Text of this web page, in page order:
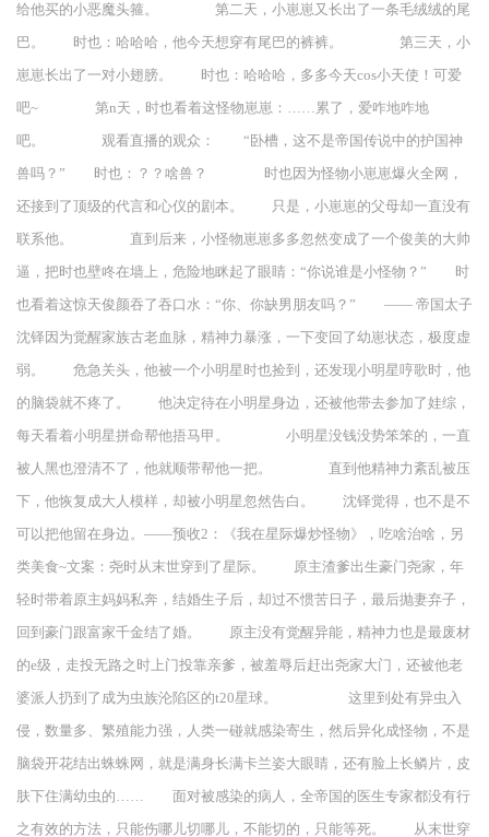
给他买的小恶魔头箍。 第二天，小崽崽又长出了一条毛绒绒的尾
巴。 时也：哈哈哈，他今天想穿有尾巴的裤裤。 第三天，小
崽崽长出了一对小翅膀。 时也：哈哈哈，多多今天cos小天使！可爱
吧~ 第n天，时也看着这怪物崽崽：……累了，爱咋地咋地
吧。 观看直播的观众： “卧槽，这不是帝国传说中的护国神
兽吗？” 时也：？？啥兽？ 时也因为怪物小崽崽爆火全网，
还接到了顶级的代言和心仪的剧本。 只是，小崽崽的父母却一直没有
联系他。 直到后来，小怪物崽崽多多忽然变成了一个俊美的大帅
逼，把时也壁咚在墙上，危险地眯起了眼睛：“你说谁是小怪物？” 时
也看着这惊天俊颜吞了吞口水：“你、你缺男朋友吗？” —— 帝国太子
沈铎因为觉醒家族古老血脉，精神力暴涨，一下变回了幼崽状态，极度虚
弱。 危急关头，他被一个小明星时也捡到，还发现小明星哼歌时，他
的脑袋就不疼了。 他决定待在小明星身边，还被他带去参加了娃综，
每天看着小明星拼命帮他捂马甲。 小明星没钱没势笨笨的，一直
被人黑也澄清不了，他就顺带帮他一把。 直到他精神力紊乱被压
下，他恢复成大人模样，却被小明星忽然告白。 沈铎觉得，也不是不
可以把他留在身边。——预收2：《我在星际爆炒怪物》，吃啥治啥，另
类美食~文案：尧时从末世穿到了星际。 原主渣爹出生豪门尧家，年
轻时带着原主妈妈私奔，结婚生子后，却过不惯苦日子，最后抛妻弃子，
回到豪门跟富家千金结了婚。 原主没有觉醒异能，精神力也是最废材
的e级，走投无路之时上门投靠亲爹，被羞辱后赶出尧家大门，还被他老
婆派人扔到了成为虫族沦陷区的t20星球。 这里到处有异虫入
侵，数量多、繁殖能力强，人类一碰就感染寄生，然后异化成怪物，不是
脑袋开花结出蛛蛛网，就是满身长满卡兰姿大眼睛，还有脸上长鳞片，皮
肤下住满幼虫的…… 面对被感染的病人，全帝国的医生专家都没有行
之有效的方法，只能伤哪儿切哪儿，不能切的，只能等死。 从末世穿